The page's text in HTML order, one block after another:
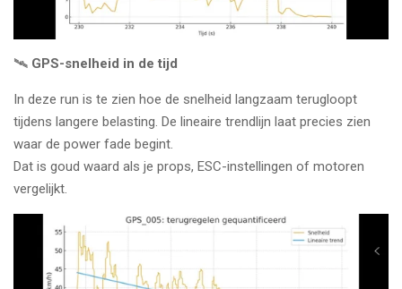
🛰️ GPS-snelheid in de tijd
In deze run is te zien hoe de snelheid langzaam terugloopt
tijdens langere belasting. De lineaire trendlijn laat precies zien
waar de power fade begint.
Dat is goud waard als je props, ESC-instellingen of motoren
vergelijkt.